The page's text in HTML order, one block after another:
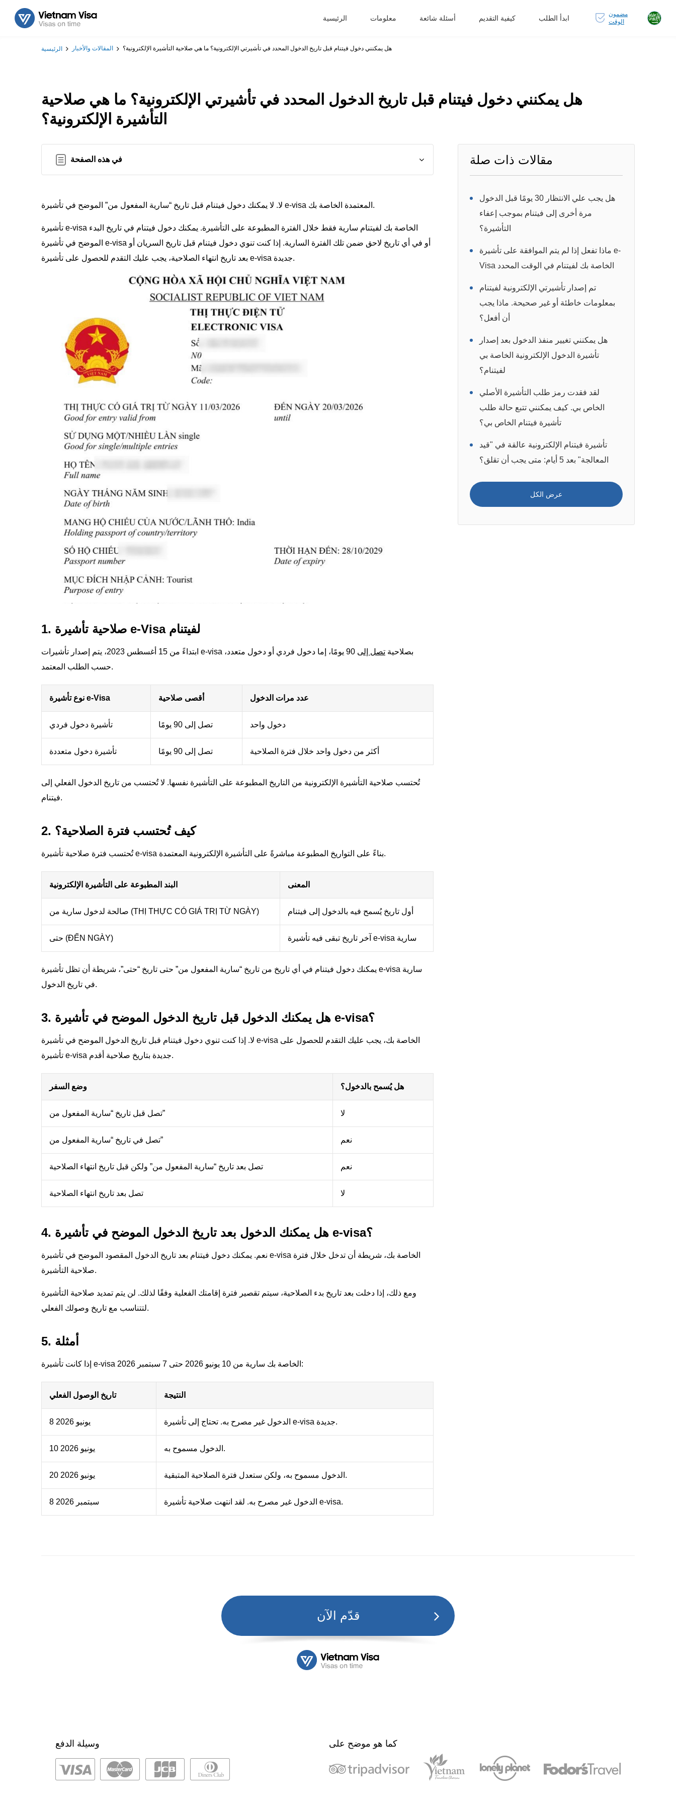
الرئيسية معلومات أسئلة شائعة كيفية التقديم ابدأ الطلب
مضمون
الوقت
الرئيسية المقالات والأخبار هل يمكنني دخول فيتنام قبل تاريخ الدخول المحدد في تأشيرتي الإلكترونية؟ ما هي صلاحية التأشيرة الإلكترونية؟
هل يمكنني دخول فيتنام قبل تاريخ الدخول المحدد في تأشيرتي الإلكترونية؟ ما هي صلاحية
التأشيرة الإلكترونية؟
في هذه الصفحة
لا. لا يمكنك دخول فيتنام قبل تاريخ “سارية المفعول من” الموضح في تأشيرة e-visa المعتمدة الخاصة بك.
تأشيرة e-visa الخاصة بك لفيتنام سارية فقط خلال الفترة المطبوعة على التأشيرة. يمكنك دخول فيتنام في تاريخ البدء
الموضح في تأشيرة e-visa أو في أي تاريخ لاحق ضمن تلك الفترة السارية. إذا كنت تنوي دخول فيتنام قبل تاريخ السريان أو
بعد تاريخ انتهاء الصلاحية، يجب عليك التقدم للحصول على تأشيرة e-visa جديدة.
1. صلاحية تأشيرة e-Visa لفيتنام
ابتداءً من 15 أغسطس 2023، يتم إصدار تأشيرات e-visa بصلاحية تصل إلى
90 يومًا، إما دخول فردي أو دخول متعدد،
حسب الطلب المعتمد.
نوع تأشيرة e-Visa أقصى صلاحية عدد مرات الدخول
تأشيرة دخول فردي تصل إلى 90 يومًا دخول واحد
تأشيرة دخول متعددة تصل إلى 90 يومًا أكثر من دخول واحد خلال فترة الصلاحية
تُحتسب صلاحية التأشيرة الإلكترونية من التاريخ المطبوعة على التأشيرة نفسها. لا تُحتسب من تاريخ الدخول الفعلي إلى
فيتنام.
2. كيف تُحتسب فترة الصلاحية؟
تُحتسب فترة صلاحية تأشيرة e-visa بناءً على التواريخ المطبوعة مباشرةً على التأشيرة الإلكترونية المعتمدة.
البند المطبوعة على التأشيرة الإلكترونية المعنى
صالحة لدخول سارية من (THỊ THỰC CÓ GIÁ TRỊ TỪ NGÀY) أول تاريخ يُسمح فيه بالدخول إلى فيتنام
حتى (ĐẾN NGÀY) آخر تاريخ تبقى فيه تأشيرة e-visa سارية
يمكنك دخول فيتنام في أي تاريخ من تاريخ “سارية المفعول من” حتى تاريخ “حتى”، شريطة أن تظل تأشيرة e-visa سارية
في تاريخ الدخول.
3. هل يمكنك الدخول قبل تاريخ الدخول الموضح في تأشيرة e-visa؟
لا. إذا كنت تنوي دخول فيتنام قبل تاريخ الدخول الموضح في تأشيرة e-visa الخاصة بك، يجب عليك التقدم للحصول على
تأشيرة e-visa جديدة بتاريخ صلاحية أقدم.
وضع السفر هل يُسمح بالدخول؟
تصل قبل تاريخ “سارية المفعول من” لا
تصل في تاريخ “سارية المفعول من” نعم
تصل بعد تاريخ “سارية المفعول من” ولكن قبل تاريخ انتهاء الصلاحية نعم
تصل بعد تاريخ انتهاء الصلاحية لا
4. هل يمكنك الدخول بعد تاريخ الدخول الموضح في تأشيرة e-visa؟
نعم. يمكنك دخول فيتنام بعد تاريخ الدخول المقصود الموضح في تأشيرة e-visa الخاصة بك، شريطة أن تدخل خلال فترة
صلاحية التأشيرة.
ومع ذلك، إذا دخلت بعد تاريخ بدء الصلاحية، سيتم تقصير فترة إقامتك الفعلية وفقًا لذلك. لن يتم تمديد صلاحية التأشيرة
لتتناسب مع تاريخ وصولك الفعلي.
5. أمثلة
إذا كانت تأشيرة e-visa الخاصة بك سارية من 10 يونيو 2026 حتى 7 سبتمبر 2026:
تاريخ الوصول الفعلي النتيجة
8 يونيو 2026 الدخول غير مصرح به. تحتاج إلى تأشيرة e-visa جديدة.
10 يونيو 2026 الدخول مسموح به.
20 يونيو 2026 الدخول مسموح به، ولكن ستعدل فترة الصلاحية المتبقية.
8 سبتمبر 2026 الدخول غير مصرح به. لقد انتهت صلاحية تأشيرة e-visa.
مقالات ذات صلة
هل يجب علي الانتظار 30 يومًا قبل الدخول
مرة أخرى إلى فيتنام بموجب إعفاء
التأشيرة؟
ماذا تفعل إذا لم يتم الموافقة على تأشيرة e-
Visa الخاصة بك لفيتنام في الوقت المحدد
تم إصدار تأشيرتي الإلكترونية لفيتنام
بمعلومات خاطئة أو غير صحيحة. ماذا يجب
أن أفعل؟
هل يمكنني تغيير منفذ الدخول بعد إصدار
تأشيرة الدخول الإلكترونية الخاصة بي
لفيتنام؟
لقد فقدت رمز طلب التأشيرة الأصلي
الخاص بي. كيف يمكنني تتبع حالة طلب
تأشيرة فيتنام الخاص بي؟
تأشيرة فيتنام الإلكترونية عالقة في "قيد
المعالجة" بعد 5 أيام: متى يجب أن تقلق؟
عرض الكل
قدّم الآن
وسيلة الدفع كما هو موضح على